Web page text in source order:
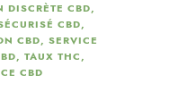
DISCRÈTE CBD,
CBD,
CBD, SERVICE
, TAUX THC ,
CBD